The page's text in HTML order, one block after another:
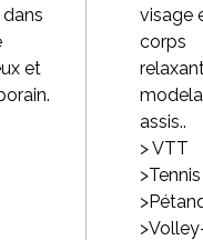
et
visage
corps
assis..
> VTT
>Tennis